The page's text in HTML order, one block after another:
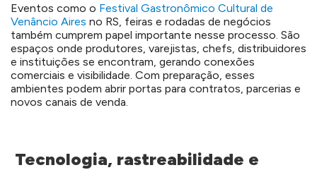
Eventos como o Festival Gastronômico Cultural de
Venâncio Aires no RS, feiras e rodadas de negócios
também cumprem papel importante nesse processo. São
espaços onde produtores, varejistas, chefs, distribuidores
e instituições se encontram, gerando conexões
comerciais e visibilidade. Com preparação, esses
ambientes podem abrir portas para contratos, parcerias e
novos canais de venda.
Tecnologia, rastreabilidade e